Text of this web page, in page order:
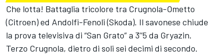
Che lotta! Battaglia tricolore tra Crugnola-Ometto
(Citroen) ed Andolfi-Fenoli (Skoda). Il savonese chiude
la prova televisiva di “San Grato” a 3’’5 da Gryazin.
Terzo Crugnola, dietro di soli sei decimi di secondo.